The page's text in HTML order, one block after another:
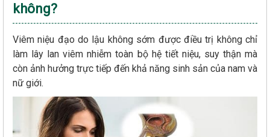
không?
Viêm niệu đạo do lậu không sớm được điều trị không chỉ
làm lây lan viêm nhiễm toàn bộ hệ tiết niệu, suy thận mà
còn ảnh hưởng trực tiếp đến khả năng sinh sản của nam và
nữ giới.